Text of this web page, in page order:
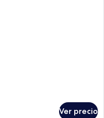
Ver precio